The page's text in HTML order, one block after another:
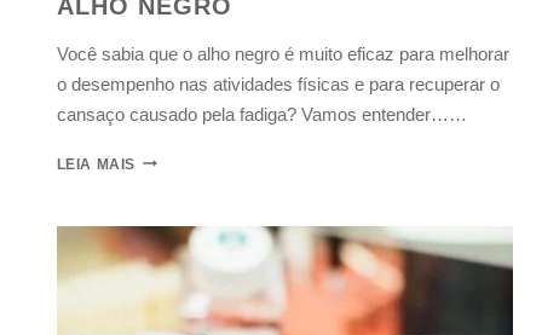
ALHO NEGRO
Você sabia que o alho negro é muito eficaz para melhorar
o desempenho nas atividades físicas e para recuperar o
cansaço causado pela fadiga? Vamos entender……
LEIA MAIS